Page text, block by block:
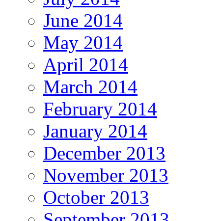
June 2014
May 2014
April 2014
March 2014
February 2014
January 2014
December 2013
November 2013
October 2013